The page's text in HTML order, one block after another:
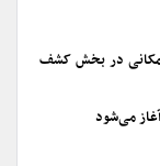
در بخش کشف
می‌شود